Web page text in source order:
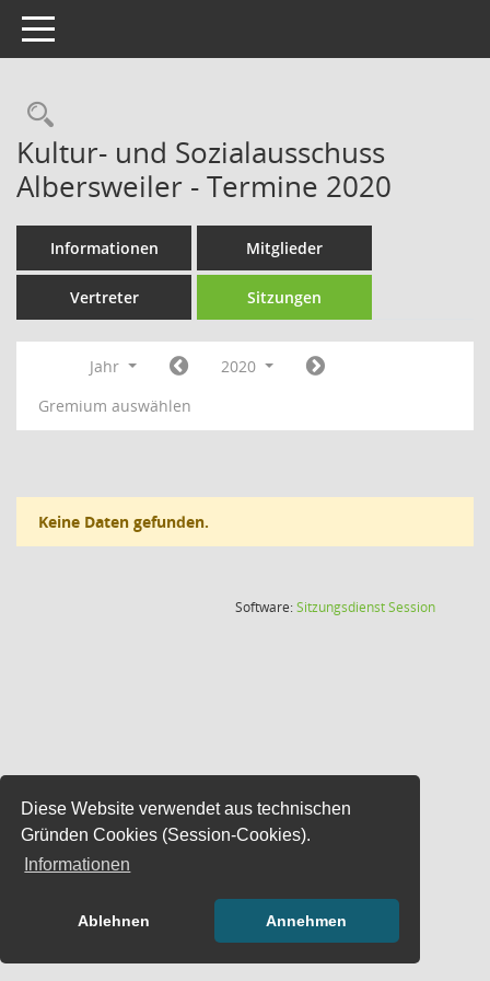
Diese Website verwendet aus technischen
Gründen Cookies (Session-Cookies).
Informationen
Ablehnen Annehmen
Toggle navigation
Rechercheauswahl
Kultur- und Sozialausschuss
Albersweiler - Termine 2020
Informationen Mitglieder
Vertreter Sitzungen
Jahr
2020
Gremium auswählen
Keine Daten gefunden.
Software:SitzungsdienstSession(Wird in